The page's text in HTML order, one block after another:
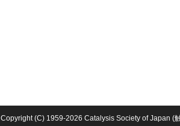
Copyright (C) 1959-2026 Catalysis Society of Japan (